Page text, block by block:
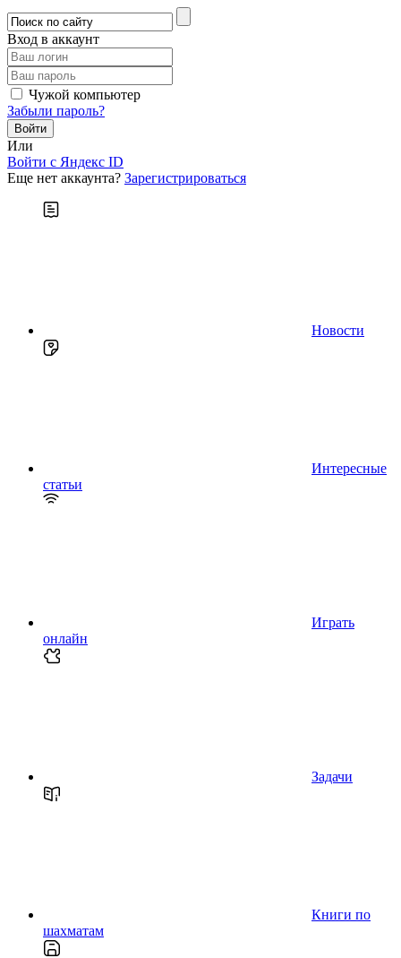
Вход в аккаунт
Чужой компьютер
Забыли пароль?
Или
Войти c Яндекс ID
Еще нет аккаунта? Зарегистрироваться
Новости
Интересные
статьи
Играть
онлайн
Задачи
Книги по
шахматам